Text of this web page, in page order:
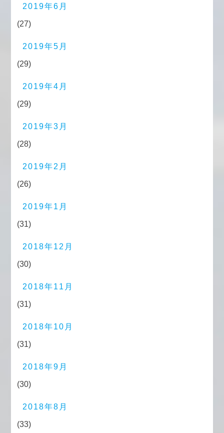
2019年6月
(27)
2019年5月
(29)
2019年4月
(29)
2019年3月
(28)
2019年2月
(26)
2019年1月
(31)
2018年12月
(30)
2018年11月
(31)
2018年10月
(31)
2018年9月
(30)
2018年8月
(33)